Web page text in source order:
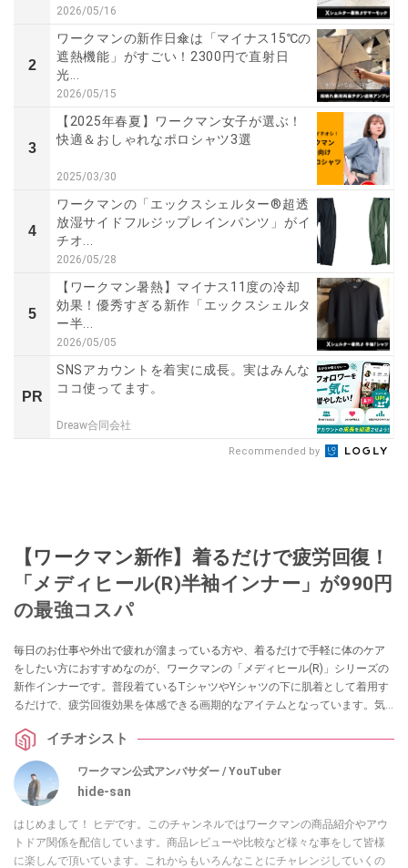
2026/05/16
2
ワークマンの新作日傘は「マイナス15℃の
遮熱機能」がすごい！2300円で直射日
光...
2026/05/15
3
【2025年春夏】ワークマン女子が選ぶ！
快適＆おしゃれなポロシャツ3選
2025/03/30
4
ワークマンの「エックスシェルター®超透
放湿サイドフルジップレインパンツ」がイ
チオ...
2026/05/28
5
【ワークマン暑熱】マイナス11度の冷却
効果！優秀すぎる新作「エックスシェルタ
ー半...
2026/05/05
PR
SNSアカウントを着実に成長。実はみんな
ココ使ってます。
Dreaw合同会社
Recommended by
【ワークマン新作】着るだけで疲労回復！
「メディヒール(R)半袖インナー」が990円
の最強コスパ
毎日のお仕事や外出で疲れが溜まっている方や、着るだけで手軽に体のケア
をしたい方におすすめなのが、ワークマンの「メディヒール(R)」シリーズの
新作インナーです。普段着ているTシャツやYシャツの下に肌着として着用す
るだけで、疲労回復効果を体感できる画期的なアイテムとなっています。気
イチオシスト
ワークマン公式アンバサダー / YouTuber
hide-san
はじめまして！ ヒデです。このチャンネルではワークマンの商品紹介やアウ
トドア関係を配信しています。商品レビューや比較など様々な事をして皆様
に楽しんで頂いています。これからもいろんなことにチャレンジしていくの